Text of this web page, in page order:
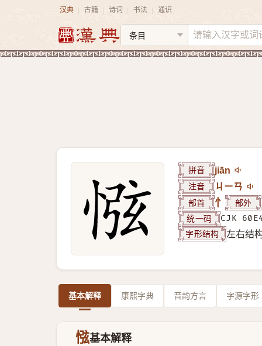
汉典 古籍 诗词 书法 通识
拼音 jiān
注音 ㄐㄧㄢ
部首 忄 部外
统一码 CJK
字形结构 左右结
基本解释 康熙字典 音韵方言 字源字形
惤基本解释